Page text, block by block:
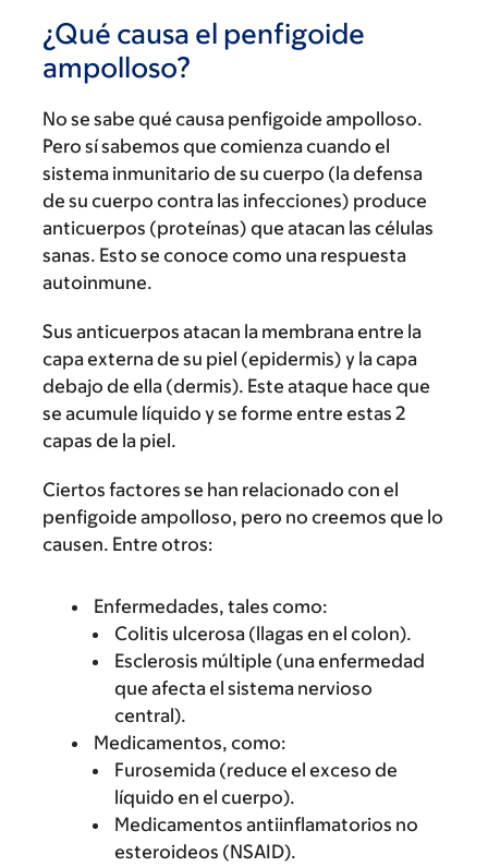
¿Qué causa el penfigoide
ampolloso?
No se sabe qué causa penfigoide ampolloso.
Pero sí sabemos que comienza cuando el
sistema inmunitario de su cuerpo (la defensa
de su cuerpo contra las infecciones) produce
anticuerpos (proteínas) que atacan las células
sanas. Esto se conoce como una respuesta
autoinmune.
Sus anticuerpos atacan la membrana entre la
capa externa de su piel (epidermis) y la capa
debajo de ella (dermis). Este ataque hace que
se acumule líquido y se forme entre estas 2
capas de la piel.
Ciertos factores se han relacionado con el
penfigoide ampolloso, pero no creemos que lo
causen. Entre otros:
Enfermedades, tales como:
Colitis ulcerosa (llagas en el colon).
Esclerosis múltiple (una enfermedad
que afecta el sistema nervioso
central).
Medicamentos, como:
Furosemida (reduce el exceso de
líquido en el cuerpo).
Medicamentos antiinflamatorios no
esteroideos (NSAID).